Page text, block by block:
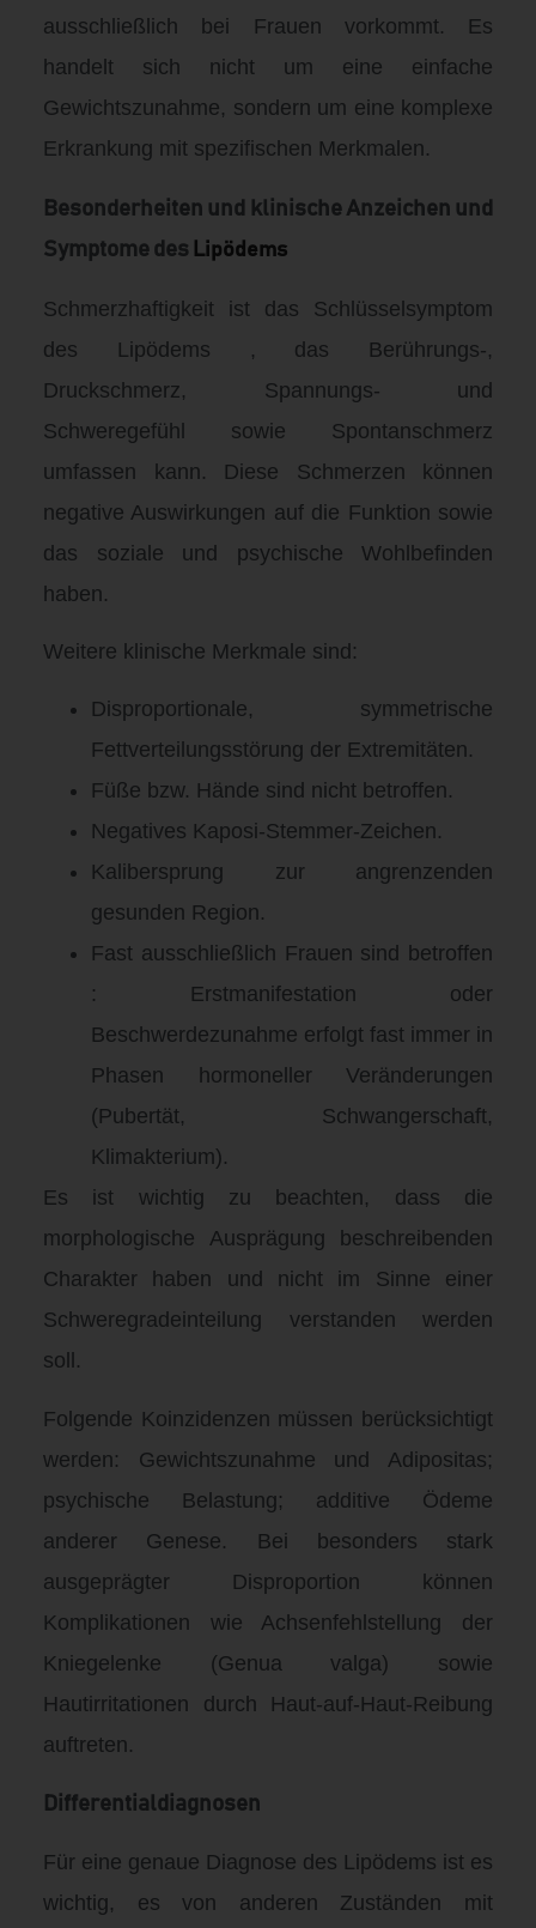
ausschließlich bei Frauen vorkommt. Es
handelt sich nicht um eine einfache
Gewichtszunahme, sondern um eine komplexe
Erkrankung mit spezifischen Merkmalen.
Besonderheiten und klinische Anzeichen und
Symptome des Lipödems
Schmerzhaftigkeit ist das Schlüsselsymptom
des Lipödems
, das Berührungs-,
Druckschmerz, Spannungs- und
Schweregefühl sowie Spontanschmerz
umfassen kann. Diese Schmerzen können
negative Auswirkungen auf die Funktion sowie
das soziale und psychische Wohlbefinden
haben.
Weitere klinische Merkmale sind:
Disproportionale, symmetrische
Fettverteilungsstörung der Extremitäten.
Füße bzw. Hände sind nicht betroffen.
Negatives Kaposi-Stemmer-Zeichen.
Kalibersprung zur angrenzenden
gesunden Region.
Fast ausschließlich Frauen sind betroffen
: Erstmanifestation oder
Beschwerdezunahme erfolgt fast immer in
Phasen hormoneller Veränderungen
(Pubertät, Schwangerschaft,
Klimakterium).
Es ist wichtig zu beachten, dass die
morphologische Ausprägung beschreibenden
Charakter haben und nicht im Sinne einer
Schweregradeinteilung verstanden werden
soll .
Folgende Koinzidenzen müssen berücksichtigt
werden: Gewichtszunahme und Adipositas;
psychische Belastung; additive Ödeme
anderer Genese.
Bei besonders stark
ausgeprägter Disproportion können
Komplikationen wie Achsenfehlstellung der
Kniegelenke (Genua valga) sowie
Hautirritationen durch Haut-auf-Haut-Reibung
auftreten.
Differentialdiagnosen
Für eine genaue Diagnose des Lipödems ist es
wichtig, es von anderen Zuständen mit